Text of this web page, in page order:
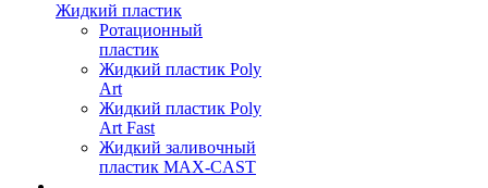
Жидкий пластик
Ротационный
пластик
Жидкий пластик Poly
Art
Жидкий пластик Poly
Art Fast
Жидкий заливочный
пластик MAX-CAST